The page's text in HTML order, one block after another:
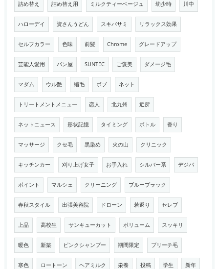
詰め替え 詰め替え用 ミルクティーベージュ 幼少時 川中
ハローデイ 資さんうどん スキバサミ リラックス効果
セルフカラー 色味 前髪 Chrome グレードアップ
芸能人愛用 パン屋 SUNTEC ご褒美 ダメージ毛
マダム ウル艶 縮毛 ボブ ネット
トリートメントメニュー 恋人 北九州 近所
ネットニュース 形状記憶 タイミング ボトル 香り
マッサージ クセ毛 黒染め 火の山 クリニック
キッチンカー 刈り上げ女子 お手入れ シルバー系 デジパ
ポイント マルシェ クリーニング ブルーブラック
春秋スタイル 出張美容院 ドローン 若返り セレブ
上品 高校生 サンキューカット ボリューム スッキリ
暖色 新築 ピンクシャンプー 期間限定 ブリーチ毛
寒色 ロートーン ヘアミルク 栄養 投稿 学生 新年